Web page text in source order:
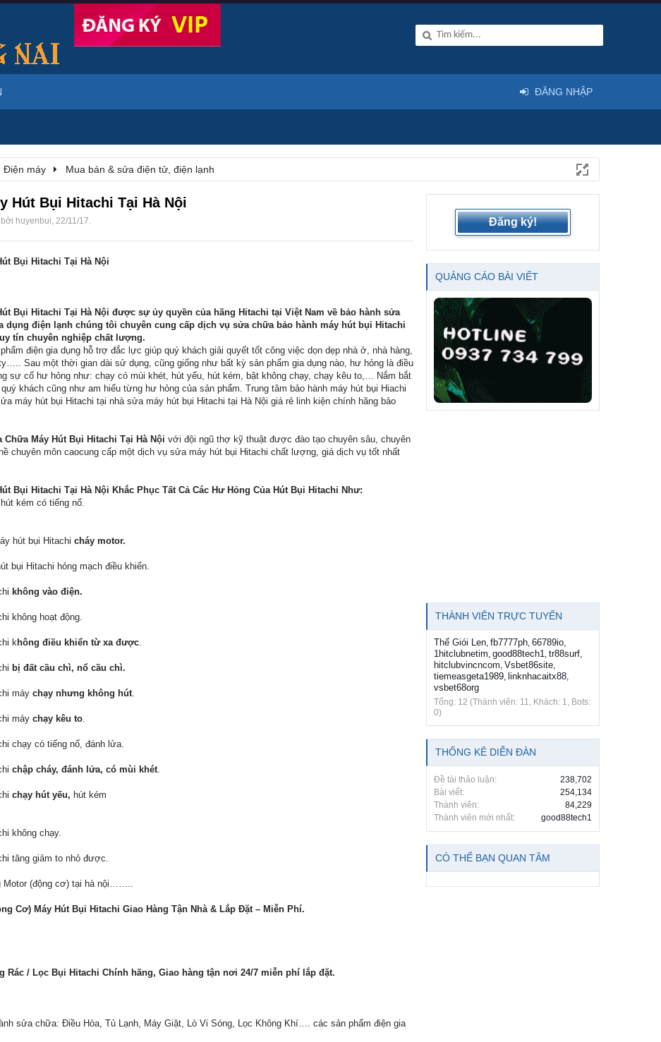
Điện máy Mua bán & sửa điện tử, điện lạnh
Hút Bụi Hitachi Tại Hà Nội
huyenbui, 22/11/17.
Bụi Hitachi Tại Hà Nội
Bụi Hitachi Tại Hà Nội được sự ủy quyền của hãng Hitachi tại Việt Nam về bảo hành sửa
dụng điện lạnh chúng tôi chuyên cung cấp dịch vụ sửa chữa bảo hành máy hút bụi Hitachi
tín chuyên nghiệp chất lượng.
điện gia dụng hỗ trợ đắc lực giúp quý khách giải quyết tốt công việc dọn dẹp nhà ở, nhà hàng,
Sau một thời gian dài sử dụng, cũng giống như bất kỳ sản phẩm gia dụng nào, hư hỏng là điều
sự cố hư hỏng như: chạy có mùi khét, hút yếu, hút kém, bật không chạy, chạy kêu to,… Nắm bắt
khách cũng như am hiểu từng hư hỏng của sản phẩm. Trung tâm bảo hành máy hút bụi Hiachi
máy hút bụi Hitachi tại nhà sửa máy hút bụi Hitachi tại Hà Nội giá rẻ linh kiện chính hãng bảo
Chữa Máy Hút Bụi Hitachi Tại Hà Nội với đội ngũ thợ kỹ thuật được đào tạo chuyên sâu, chuyên
chuyên môn caocung cấp một dịch vụ sửa máy hút bụi Hitachi chất lượng, giá dịch vụ tốt nhất
Bụi Hitachi Tại Hà Nội Khắc Phục Tất Cả Các Hư Hỏng Của Hút Bụi Hitachi Như:
kém có tiếng nổ.
hút bụi Hitachi cháy motor.
bụi Hitachi hỏng mạch điều khiển.
không vào điện.
không hoạt động.
không điều khiển từ xa được.
bị đất cầu chì, nổ cầu chì.
máy chạy nhưng không hút.
máy chạy kêu to.
chạy có tiếng nổ, đánh lửa.
chập cháy, đánh lửa, có mùi khét.
chạy hút yếu, hút kém
không chạy.
tăng giảm to nhỏ được.
Motor (động cơ) tại hà nội……..
Cơ) Máy Hút Bụi Hitachi Giao Hàng Tận Nhà & Lắp Đặt – Miễn Phí.
Rác / Lọc Bụi Hitachi Chính hãng, Giao hàng tận nơi 24/7 miễn phí lắp đặt.
sửa chữa: Điều Hòa, Tủ Lạnh, Máy Giặt, Lò Vi Sóng, Lọc Không Khí…. các sản phẩm điện gia
Đăng ký!
QUẢNG CÁO BÀI VIẾT
THÀNH VIÊN TRỰC TUYẾN
Thế Giói Len, fb7777ph, 66789io,
1hitclubnetim, good88tech1, tr88surf,
hitclubvincncom, Vsbet86site,
tiemeasgeta1989, linknhacaitx88,
vsbet68org
Tổng: 12 (Thành viên: 11, Khách: 1, Bots:
0)
THỐNG KÊ DIỄN ĐÀN
Đề tài thảo luận:
238,702
Bài viết:
254,134
Thành viên:
84,229
Thành viên mới nhất:
good88tech1
CÓ THỂ BẠN QUAN TÂM
ĐĂNG NHẬP